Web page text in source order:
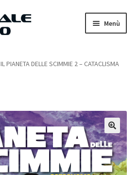
Menù
IL PIANETA DELLE SCIMMIE 2 – CATACLISMA